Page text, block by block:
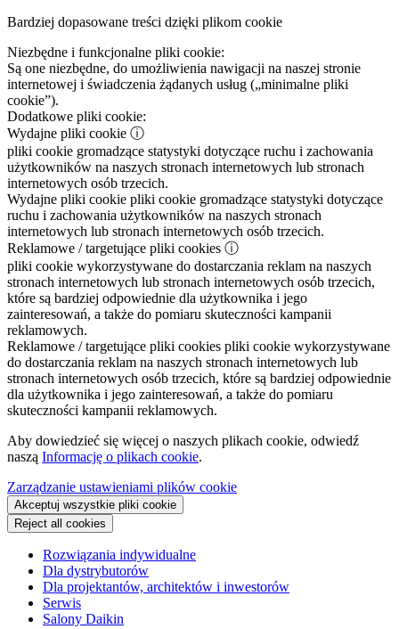
Bardziej dopasowane treści dzięki plikom cookie
Niezbędne i funkcjonalne pliki cookie:
Są one niezbędne, do umożliwienia nawigacji na naszej stronie
internetowej i świadczenia żądanych usług („minimalne pliki
cookie”).
Dodatkowe pliki cookie:
Wydajne pliki cookie ⓘ
pliki cookie gromadzące statystyki dotyczące ruchu i zachowania
użytkowników na naszych stronach internetowych lub stronach
internetowych osób trzecich.
Wydajne pliki cookie pliki cookie gromadzące statystyki dotyczące
ruchu i zachowania użytkowników na naszych stronach
internetowych lub stronach internetowych osób trzecich.
Reklamowe / targetujące pliki cookies ⓘ
pliki cookie wykorzystywane do dostarczania reklam na naszych
stronach internetowych lub stronach internetowych osób trzecich,
które są bardziej odpowiednie dla użytkownika i jego
zainteresowań, a także do pomiaru skuteczności kampanii
reklamowych.
Reklamowe / targetujące pliki cookies pliki cookie wykorzystywane
do dostarczania reklam na naszych stronach internetowych lub
stronach internetowych osób trzecich, które są bardziej odpowiednie
dla użytkownika i jego zainteresowań, a także do pomiaru
skuteczności kampanii reklamowych.
Aby dowiedzieć się więcej o naszych plikach cookie, odwiedź
naszą Informację o plikach cookie.
Zarządzanie ustawieniami plików cookie
Akceptuj wszystkie pliki cookie
Reject all cookies
Rozwiązania indywidualne
Dla dystrybutorów
Dla projektantów, architektów i inwestorów
Serwis
Salony Daikin